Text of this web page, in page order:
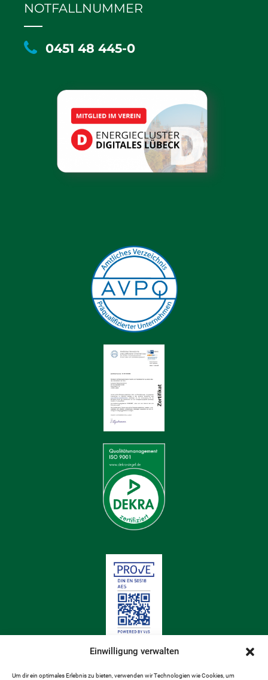
Einwilligung verwalten
Um dir ein optimales Erlebnis zu bieten, verwenden wir Technologien wie Cookies, um
NOTFALLNUMMER
0451 48 445-0